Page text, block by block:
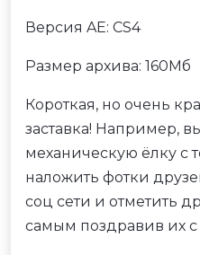
Версия AE: CS4
Размер архива: 160Мб
Короткая, но очень
заставка! Например,
механическую ёлку с
наложить фотки
соц сети и отметить
самым поздравив их